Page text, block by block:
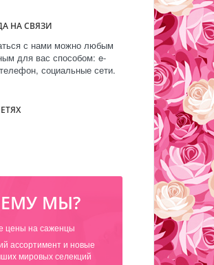
НА СВЯЗИ
с нами можно любым
для вас способом: e-
социальные сети.
МЫ?
цены на саженцы
ассортимент и новые
мировых селекций